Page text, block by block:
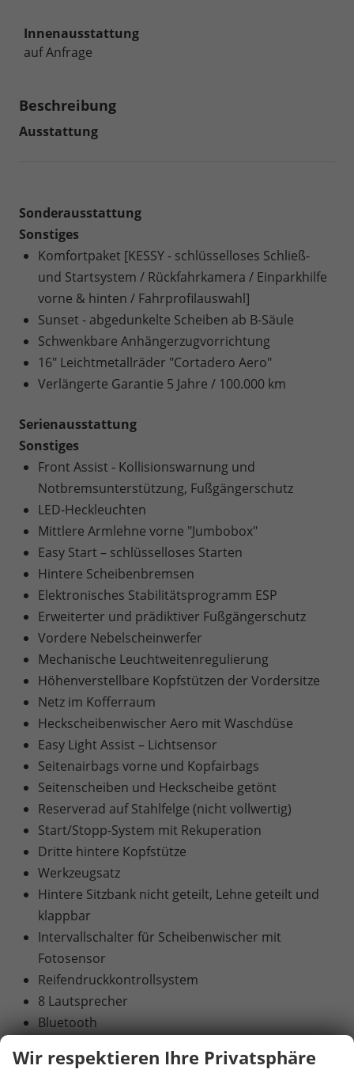
Innenausstattung
auf Anfrage
Beschreibung
Ausstattung
Sonderausstattung
Sonstiges
Komfortpaket [KESSY - schlüsselloses Schließ-
und Startsystem / Rückfahrkamera / Einparkhilfe
vorne & hinten / Fahrprofilauswahl]
Sunset - abgedunkelte Scheiben ab B-Säule
Schwenkbare Anhängerzugvorrichtung
16" Leichtmetallräder "Cortadero Aero"
Verlängerte Garantie 5 Jahre / 100.000 km
Serienausstattung
Sonstiges
Front Assist - Kollisionswarnung und
Notbremsunterstützung, Fußgängerschutz
LED-Heckleuchten
Mittlere Armlehne vorne "Jumbobox"
Easy Start – schlüsselloses Starten
Hintere Scheibenbremsen
Elektronisches Stabilitätsprogramm ESP
Erweiterter und prädiktiver Fußgängerschutz
Vordere Nebelscheinwerfer
Mechanische Leuchtweitenregulierung
Höhenverstellbare Kopfstützen der Vordersitze
Netz im Kofferraum
Heckscheibenwischer Aero mit Waschdüse
Easy Light Assist – Lichtsensor
Seitenairbags vorne und Kopfairbags
Seitenscheiben und Heckscheibe getönt
Reserverad auf Stahlfelge (nicht vollwertig)
Start/Stopp-System mit Rekuperation
Dritte hintere Kopfstütze
Werkzeugsatz
Hintere Sitzbank nicht geteilt, Lehne geteilt und
klappbar
Intervallschalter für Scheibenwischer mit
Fotosensor
Reifendruckkontrollsystem
8 Lautsprecher
Bluetooth
Tempomat mit Geschwindigkeitsbegrenzer
Wir respektieren Ihre Privatsphäre